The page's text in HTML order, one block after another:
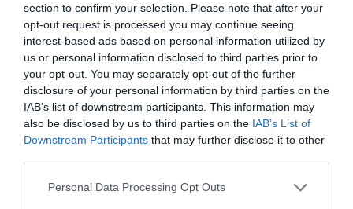
section to confirm your selection. Please note that after your
opt-out request is processed you may continue seeing
interest-based ads based on personal information utilized by
us or personal information disclosed to third parties prior to
your opt-out. You may separately opt-out of the further
disclosure of your personal information by third parties on the
IAB’s list of downstream participants. This information may
also be disclosed by us to third parties on the IAB’s List of
Downstream Participants that may further disclose it to other
Personal Data Processing Opt Outs
δολώµατος, ειδικά όταν δεν γνωρίζουµε καλά τι ψάρια
κυκλοφορούν στην ψαρεύτρα µας. Η βελόνα δόλωσης θα
µας βοηθήσει αρκετά αν πρόκειται να χρησιµοποιήσουµε
ακροβάτη, και η παρουσία ενός ολόκληρου σκουληκιού θα
τραβήξει σίγουρα την προσοχή των µεγαλύτερων
θηραµάτων. Τα µπικατίνι από την άλλη µπορούν να µπουν
στη µαλάγρα µας, και εκτός από την έµφυτη κινητικότητά
τους, να προσφερθούν στα ψάρια µε ένα επιπλέον ατού,
µια επίκτητη πινελιά γεύσης από τα περιεχόµενα υλικά